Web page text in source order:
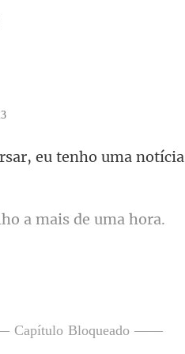
rsar, eu tenho uma notícia
a
Capítulo Bloqueado ——